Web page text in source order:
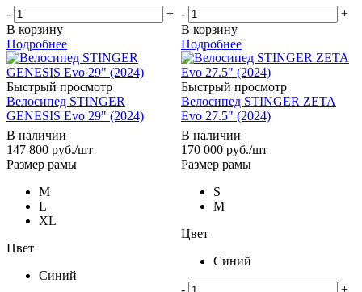
-
+
В корзину
Подробнее
-
+
В корзину
Подробнее
Быстрый просмотр
Велосипед STINGER
GENESIS Evo 29" (2024)
В наличии
147 800 руб./шт
Размер рамы
M
L
XL
Цвет
Синий
Быстрый просмотр
Велосипед STINGER ZETA
Evo 27.5" (2024)
В наличии
170 000 руб./шт
Размер рамы
S
M
Цвет
Синий